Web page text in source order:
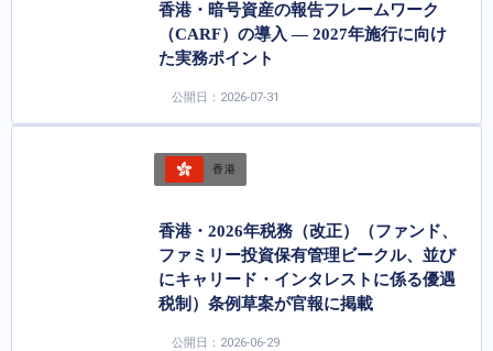
香港・暗号資産の報告フレームワーク
（CARF）の導入 ― 2027年施行に向け
た実務ポイント
公開日：2026-07-31
香港
香港・2026年税務（改正）（ファンド、
ファミリー投資保有管理ビークル、並び
にキャリード・インタレストに係る優遇
税制）条例草案が官報に掲載
公開日：2026-06-29